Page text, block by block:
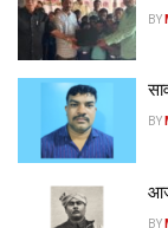
BY
BY
BY